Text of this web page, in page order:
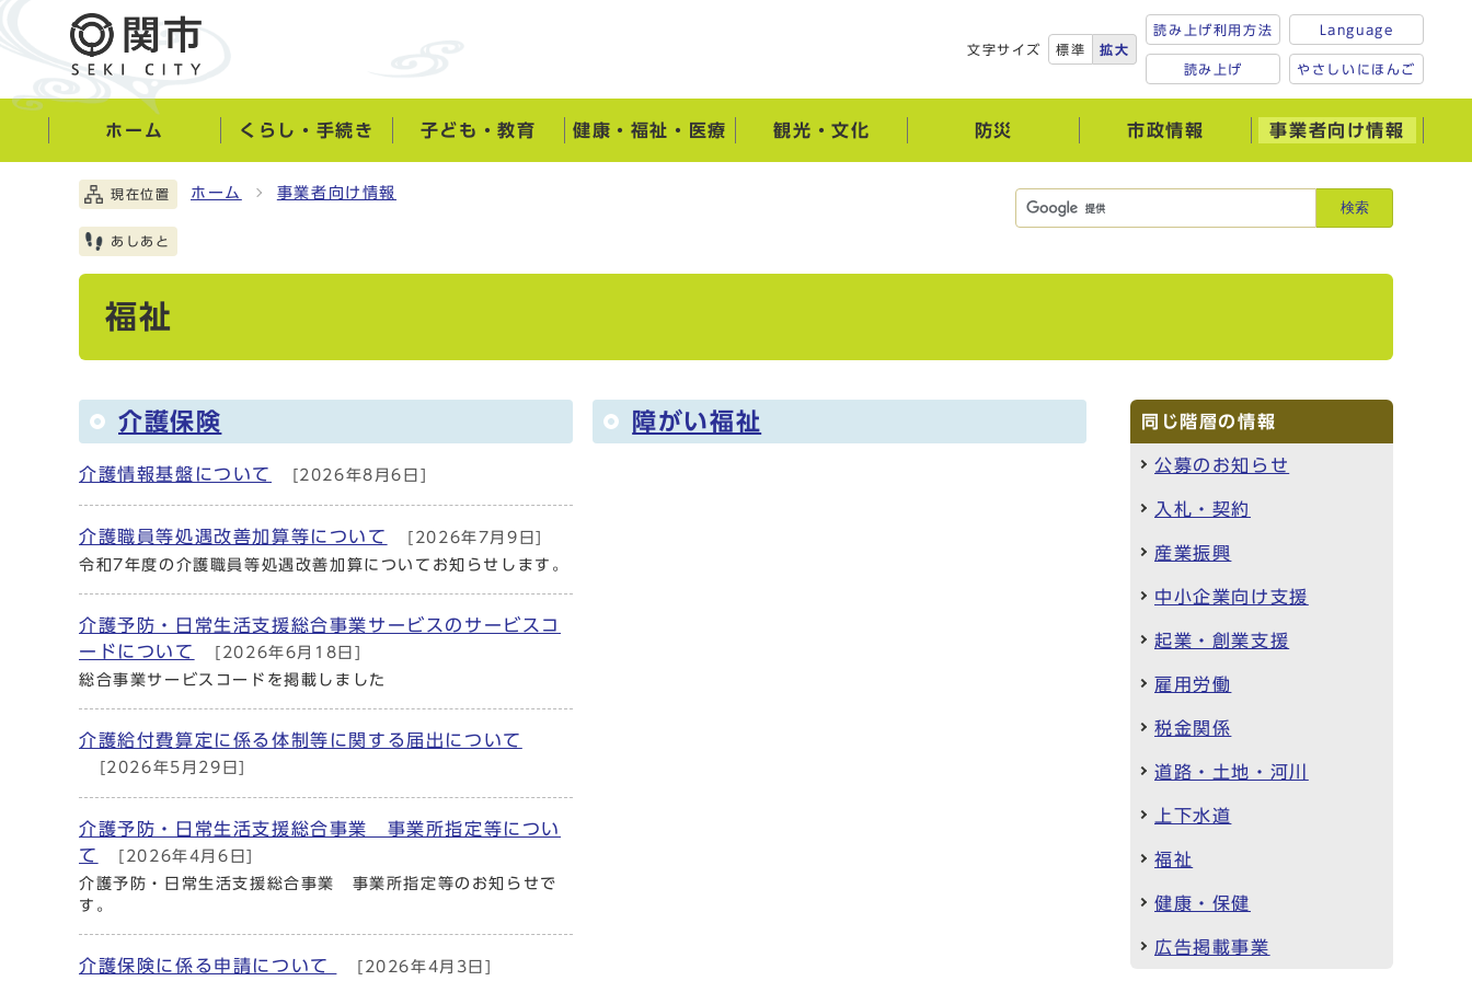
文字サイズ 標準 拡大
読み上げ利用方法
読み上げ
Language
やさしいにほんご
ホーム くらし・手続き 子ども・教育 健康・福祉・医療 観光・文化 防災 市政情報 事業者向け情報
検索
現在位置 ホーム 事業者向け情報
あしあと
福祉
介護保険
介護情報基盤について [2026年8月6日]
介護職員等処遇改善加算等について
[2026年7月9日]
令和7年度の介護職員等処遇改善加算についてお知らせします。
介護予防・日常生活支援総合事業サービスのサービスコ
ードについて
[2026年6月18日]
総合事業サービスコードを掲載しました
介護給付費算定に係る体制等に関する届出について
[2026年5月29日]
介護予防・日常生活支援総合事業 事業所指定等につい
て
[2026年4月6日]
介護予防・日常生活支援総合事業 事業所指定等のお知らせで
す。
介護保険に係る申請について [2026年4月3日]
障がい福祉 同じ階層の情報
公募のお知らせ
入札・契約
産業振興
中小企業向け支援
起業・創業支援
雇用労働
税金関係
道路・土地・河川
上下水道
福祉
健康・保健
広告掲載事業